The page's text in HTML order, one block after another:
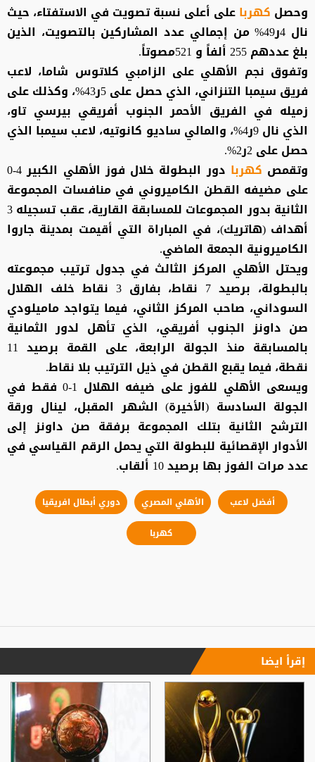
وحصل كهرباعلى أعلى نسبة تصويت في الاستفتاء، حيث
نال 4ر49% من إجمالي عدد المشاركين بالتصويت، الذين
بلغ عددهم 255 ألفاً و 521مصوتاً.
وتفوق نجم الأهلي على الزامبي كلاتوس شاما، لاعب
فريق سيمبا التنزاني، الذي حصل على 5ر43%، وكذلك على
زميله في الفريق الأحمر الجنوب أفريقي بيرسي تاو،
الذي نال 9ر4%، والمالي ساديو كانوتيه، لاعب سيمبا الذي
حصل على 2ر2%.
وتقمص كهربا
دور البطولة خلال فوز الأهلي الكبير 4-0
على مضيفه القطن الكاميروني في منافسات المجموعة
الثانية بدور المجموعات للمسابقة القارية، عقب تسجيله 3
أهداف (هاتريك)، في المباراة التي أقيمت بمدينة جاروا
الكاميرونية الجمعة الماضي.
ويحتل الأهلي المركز الثالث في جدول ترتيب مجموعته
بالبطولة، برصيد 7 نقاط، بفارق 3 نقاط خلف الهلال
السوداني، صاحب المركز الثاني، فيما يتواجد ماميلودي
صن داونز الجنوب أفريقي، الذي تأهل لدور الثمانية
بالمسابقة منذ الجولة الرابعة، على القمة برصيد 11
نقطة، فيما يقبع القطن في ذيل الترتيب بلا نقاط.
ويسعى الأهلي للفوز على ضيفه الهلال 1-0 فقط في
الجولة السادسة (الأخيرة) الشهر المقبل، لينال ورقة
الترشح الثانية بتلك المجموعة برفقة صن داونز إلى
الأدوار الإقصائية للبطولة التي يحمل الرقم القياسي في
عدد مرات الفوز بها برصيد 10 ألقاب.
أفضل لاعب الأهلي المصري
دوري أبطال افريقيا
كهربا
إقرأ ايضا